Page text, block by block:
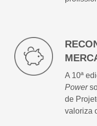
A 10ª
Power
de
valoriza